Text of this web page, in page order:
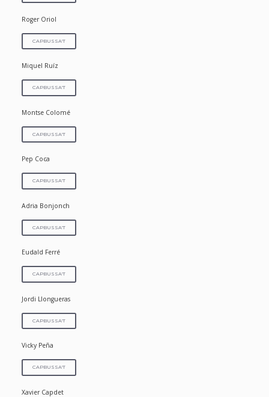
Roger Oriol
CAPBUSSA'T
Miquel Ruíz
CAPBUSSA'T
Montse Colomé
CAPBUSSA'T
Pep Coca
CAPBUSSA'T
Adria Bonjonch
CAPBUSSA'T
Eudald Ferré
CAPBUSSA'T
Jordi Llongueras
CAPBUSSA'T
Vicky Peña
CAPBUSSA'T
Xavier Capdet